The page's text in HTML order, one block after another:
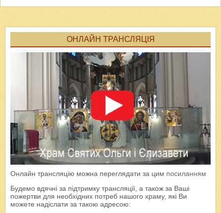
ОНЛАЙН ТРАНСЛЯЦІЯ
Онлайн трансляцію можна переглядати за цим посиланням
Будемо вдячні за підтримку трансляції, а також за Ваші
пожертви для необхідних потреб нашого храму, які Ви
можете надіслати за такою адресою: